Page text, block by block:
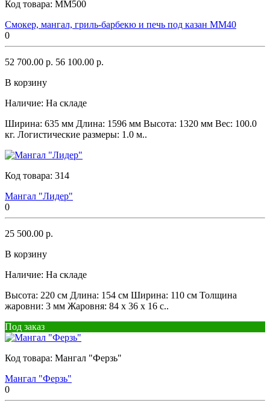
Код товара: ММ500
Смокер, мангал, гриль-барбекю и печь под казан ММ40
0
52 700.00 р. 56 100.00 р.
В корзину
Наличие: На складе
Ширина: 635 мм Длина: 1596 мм Высота: 1320 мм Вес: 100.0
кг. Логистические размеры: 1.0 м..
Код товара: 314
Мангал "Лидер"
0
25 500.00 р.
В корзину
Наличие: На складе
Высота: 220 см Длина: 154 см Ширина: 110 см Толщина
жаровни: 3 мм Жаровня: 84 x 36 x 16 с..
Под заказ
Код товара: Мангал "Ферзь"
Мангал "Ферзь"
0